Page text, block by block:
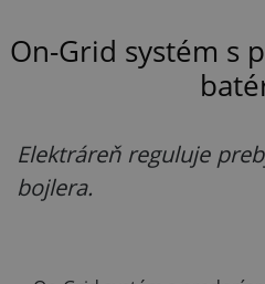
On-Grid systém s
Elektráreň reguluje
bojlera.